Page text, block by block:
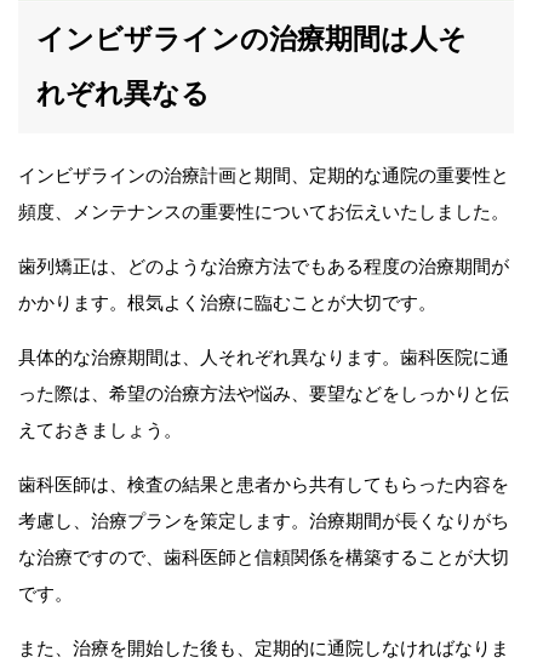
インビザラインの治療期間は人そ
れぞれ異なる
インビザラインの治療計画と期間、定期的な通院の重要性と
頻度、メンテナンスの重要性についてお伝えいたしました。
歯列矯正は、どのような治療方法でもある程度の治療期間が
かかります。根気よく治療に臨むことが大切です。
具体的な治療期間は、人それぞれ異なります。歯科医院に通
った際は、希望の治療方法や悩み、要望などをしっかりと伝
えておきましょう。
歯科医師は、検査の結果と患者から共有してもらった内容を
考慮し、治療プランを策定します。治療期間が長くなりがち
な治療ですので、歯科医師と信頼関係を構築することが大切
です。
また、治療を開始した後も、定期的に通院しなければなりま